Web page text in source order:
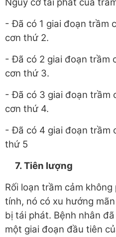
- Đã có 1 giai đoạn trầm
cơn thứ 2.
- Đã có 2 giai đoạn trầm
cơn thứ 3.
- Đã có 3 giai đoạn trầm
cơn thứ 4.
- Đã có 4 giai đoạn trầm
thứ 5
7. Tiên lượng
Rối loạn trầm cảm
tính, nó có xu hướng
bị tái phát. Bệnh nhân
một giai đoạn đầu tiên